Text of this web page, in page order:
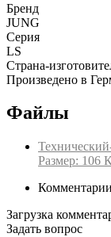
Бренд
JUNG
Серия
LS
Страна-
Произведено в
Файлы
Размер: 106
Комментарии
Загрузка
Задать вопрос